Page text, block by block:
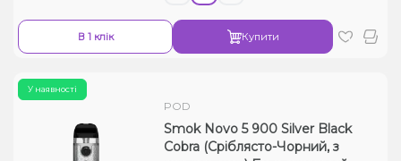
В 1 клік Купити
У наявності
POD
Smok Novo 5 900 Silver Black
Cobra (Сріблясто-Чорний, з